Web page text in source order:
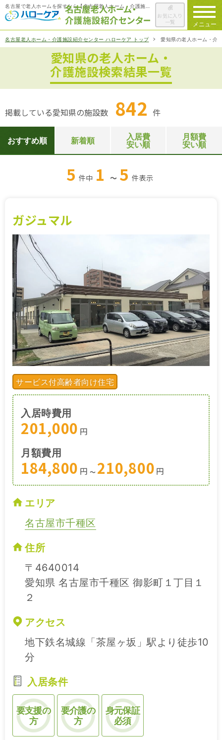
メニュー
お気に入り
一覧
ハローケアについて
老人ホームを検索する
施設選びのポイント
ご入居までの流れ
お役立ち情報
施設特集一覧
ブログ一覧
お気に入り一覧
名古屋老人ホーム・介護施設紹介センター ハローケア トップ 愛知県の老人ホーム・介
愛知県の老人ホーム・
介護施設検索結果一覧
掲載している愛知県の施設数 842 件
おすすめ順 新着順
入居費
安い順
月額費
安い順
5 件中 1 ～ 5 件表示
ガジュマル
サービス付高齢者向け住宅
入居時費用
201,000 円
月額費用
184,800 円 〜 210,800 円
エリア
名古屋市千種区
住所
〒4640014
愛知県 名古屋市千種区 御影町１丁目１
２
アクセス
地下鉄名城線「茶屋ヶ坂」駅より徒歩10
分
入居条件
要支援の
方
要介護の
方
身元保証
必須